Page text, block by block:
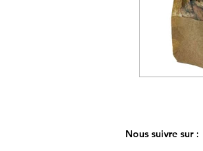
Nous suivre sur :